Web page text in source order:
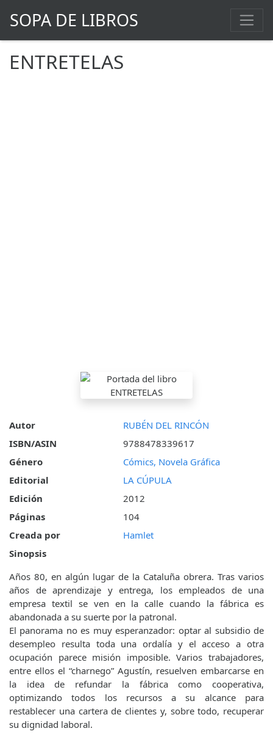
SOPA DE LIBROS
ENTRETELAS
Autor
RUBÉN DEL RINCÓN
ISBN/ASIN
9788478339617
Género
Cómics, Novela Gráfica
Editorial
LA CÚPULA
Edición
2012
Páginas
104
Creada por
Hamlet
Sinopsis
Años 80, en algún lugar de la Cataluña obrera. Tras varios
años de aprendizaje y entrega, los empleados de una
empresa textil se ven en la calle cuando la fábrica es
abandonada a su suerte por la patronal.
El panorama no es muy esperanzador: optar al subsidio de
desempleo resulta toda una ordalía y el acceso a otra
ocupación parece misión imposible. Varios trabajadores,
entre ellos el “charnego” Agustín, resuelven embarcarse en
la idea de refundar la fábrica como cooperativa,
optimizando todos los recursos a su alcance para
restablecer una cartera de clientes y, sobre todo, recuperar
su dignidad laboral.